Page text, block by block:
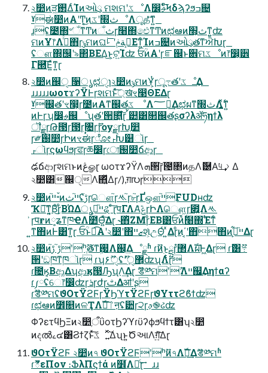
২෺ͷੜ͖࢒ΔͨΊͷઓུ ମશମʹػೳΛ෼ࢄͤͨ͞Ϟδϡʔϧߏ଄
ˠಈ෺ͷΑ͏ʹͲ͔͜ͷث׭ʹػೳΛूதͤͯ͞ͳ͍
ɹʢ೴΍৺ଁͳͲͷଁثɼ໨΍ඓͳͲͷಛఆͷث׭͕ͳ͍ʣ
ମͷҰ෦Λࣦͬͯ΋ɼݸମͷଘࡏ͕ةݥʹ ࡽ͞Εͳ͍ͨΊͷߏ଄ͷઓུతͳਐԽɽ
ʢௗ΍஬ʹ৯΂ΒΕΔ͜ͱ͕ଟ͍ͨΊʣ ਓؒͷΑ͏ʹɼೝ஌ͱ਎ମػೳͷ෦෼͕੾
Γ཭͞Ε͍ͯͳ͍ɽ
২෺ͷ஌ੑ ૑ൃಛੑɿ২෺ͷݸମͷҰ͕ͭɼू߹తʹػೳ͢Δ
ɹɹɹɹɹωοτϫʔΫͰɼશମͱ্ͯ͠ख͘ৼ෣ΘΕΔɽ
ˠ஌తʹৼ෣͏͕ɼ೴ͷΑ͏ͳ஌తػ ೳΛ؅ཧ͢Δಛผͳث׭Λ͍࣋ͬͯͳ͍
ͷͰɼʮ෼ࢄ஌ೳʯతʹ੒௕͍ͯ͘͠ɽ ࠜ୺͸௒஌తʂσʔλॲཧηϯλ
ॏྗɼԹ౓ɼ࣪౓ɼ࣓৔ɼޫɼѹྗɼԽֶ෺
࣭ɼ༗֐෺࣭ɼԻͷৼಈɼೋࢎԽ୸ૉɼ
ࢎૉɼϛωϥϧɼਫɼཆ෼ɼো֐෺ճආɼ
ఢճආɼશମͱͷڠௐɽ ωοτϫʔΫΛܗ੒͠ɼ౔৕ͷதΛޮ཰Α͘୳ࡧ͢Δ
২෺͸஌ੑΛ΋͍ͬͯΔɼ/),ग़൛ɼ
২෺ͷײ֮ ̎̌ͷײ֮ثʢࢹ֮ɼௌ֮ɼᄿ֮ɼ৮֮ɼҐஔײ֮FUDʜʣ
Ҡಈ͠ͳ͍͔Βͦ͜ɼ͋ΒΏΔײ֮ث͕ൃୡ ͨ͠ɽपΓΛΑ͘ݟͯɼԻΛௌ͖ɼ೏͍Λᄿ
͗ɼपғͷ༷ʑͳཁҼΛ೺Ѳ͍ͯ͠Δɽ ˞΋ͪΖΜɼͦΕΒ͸ਓؒͷ࣋ͭ໨΍ࣖΈͳͨ
͍ͳ΋ͷͰ͸ͳ͍ɽ ਓؒͱಉ͡Α͏ʹ২෺ʹ΋ޒײશ͕ͯඋΘͬ ͍ͯΔɽͦͷ΄͔ʹ΋΋ͷײ֮ث͕͋Δɽ
২෺ͷࢹ֮ ࢹ֮ʹʰޫֶతͳܹࢗΛ஌֮͢Δೳྗʱ ɾޫͷ࣭ͱྔɼํ޲ΛࣝผͰ͖Δɽ ɾޫ͸ޫ߹
੒ʹඞཁͳཁૉɽ ɾʮ۶ޫੑʢޫʹ޲͔͏ੑ࣭ʣʯΛ࣋ͭɽ
ɾ೔ӄ͔Βආ͚Δʮආӄ൓ԠʯΛ͢Δɽ ޫड༰ମʹޫΛײ஌͢Δηϯαʔ
ɾ༿ʢେ෦෼ʣɼܪɼժɼࢸΔॴʹʂ
ɾޫड༰ମʢϑΟτΫϩϜɼΫϦϓτΫϩϜɼϑΥττϩϐϯʣ
ɾಛఆͷ೾௕ͷଳҬΛࣝผ͠ٵऩʢ੺ɼ੨ɼࢵ֎ઢʣ
ΦʔετϥϦΞͷ২෺ֶऀΰοτϦʔϓɾϋʔϕϧϥϯτ͸ʮ২෺
ͷදൽࡉ๔͸Ϩϯζͱͯ͠ػೳ͍ͯ͠Δʯͱ͍͏ԾઆΛग़͍ͯ͠Δɽ
ϑΟτΫϩϜ ২෺ͷ৭ ϑΟτΫϩϜʹʰޫͷ৭Λࣝผ͢Δޫड༰ମʱ
ɾޫిεΠον ։ՖλΠϛϯά ͷ໾ׂΛՌͨ͢ɽ ɹɹ